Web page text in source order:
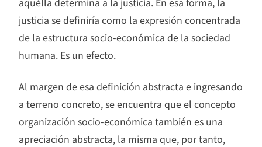
justicia se definiría como la expresión concentrada
de la estructura socio-económica de la sociedad
humana. Es un efecto.
Al margen de esa definición abstracta e ingresando
a terreno concreto, se encuentra que el concepto
organización socio-económica también es una
apreciación abstracta, la misma que, por tanto,